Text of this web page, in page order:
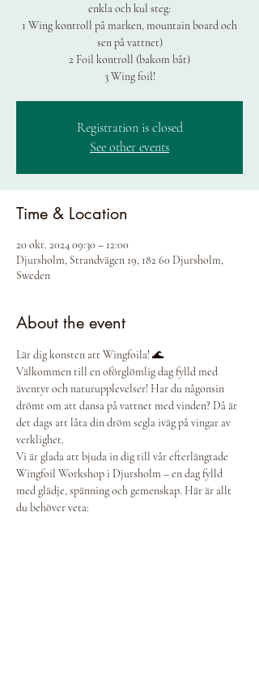
enkla och kul steg:
1 Wing kontroll på marken, mountain board och
sen på vattnet)
2 Foil kontroll (bakom båt)
3 Wing foil!
Registration is closed
See other events
Time & Location
20 okt. 2024 09:30 – 12:00
Djursholm, Strandvägen 19, 182 60 Djursholm,
Sweden
About the event
Lär dig konsten att Wingfoila! 🌊
Välkommen till en oförglömlig dag fylld med
äventyr och naturupplevelser! Har du någonsin
drömt om att dansa på vattnet med vinden? Då är
det dags att låta din dröm segla iväg på vingar av
verklighet.
Vi är glada att bjuda in dig till vår efterlängtade
Wingfoil Workshop i Djursholm – en dag fylld
med glädje, spänning och gemenskap. Här är allt
du behöver veta: